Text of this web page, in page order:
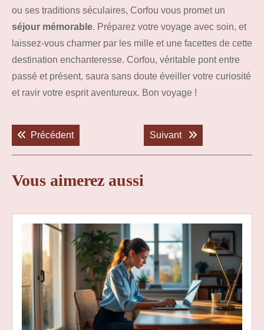
ou ses traditions séculaires, Corfou vous promet un
séjour mémorable. Préparez votre voyage avec soin, et
laissez-vous charmer par les mille et une facettes de cette
destination enchanteresse. Corfou, véritable pont entre
passé et présent, saura sans doute éveiller votre curiosité
et ravir votre esprit aventureux. Bon voyage !
de
l’article
PrécédentPrevious post: Suivant Next post:
Vous aimerez aussi